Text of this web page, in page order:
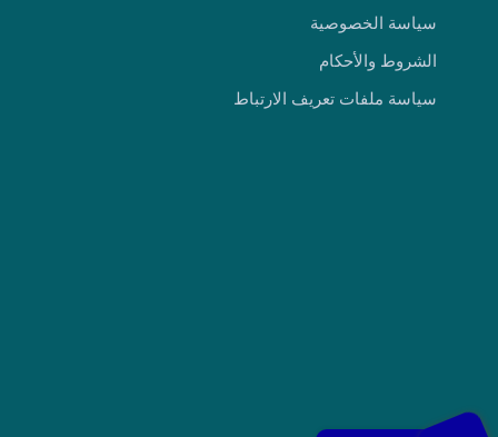
سياسة الخصوصية
الشروط والأحكام
سياسة ملفات تعريف الارتباط